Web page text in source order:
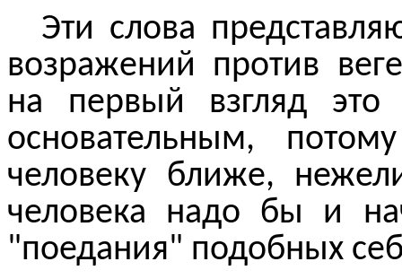
Эти слова
возражений против
на первый взгляд это
основательным,
человеку ближе,
человека надо бы и
"поедания" подобных